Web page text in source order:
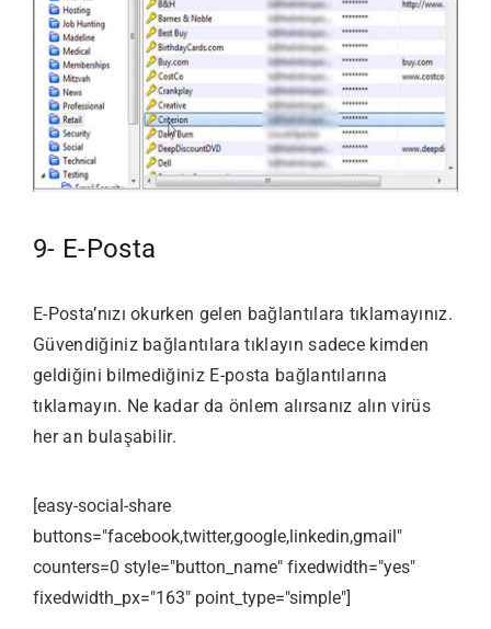
9- E-Posta
E-Posta’nızı okurken gelen bağlantılara tıklamayınız.
Güvendiğiniz bağlantılara tıklayın sadece kimden
geldiğini bilmediğiniz E-posta bağlantılarına
tıklamayın. Ne kadar da önlem alırsanız alın virüs
her an bulaşabilir.
[easy-social-share
buttons="facebook,twitter,google,linkedin,gmail"
counters=0 style="button_name" fixedwidth="yes"
fixedwidth_px="163" point_type="simple"]